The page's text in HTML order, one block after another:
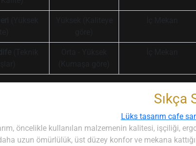
Sıkça
Lüks tasarım cafe
öncelikle kullanılan malzemenin kalitesi, işçiliği,
uzun ömürlülük, üst düzey konfor ve mekana